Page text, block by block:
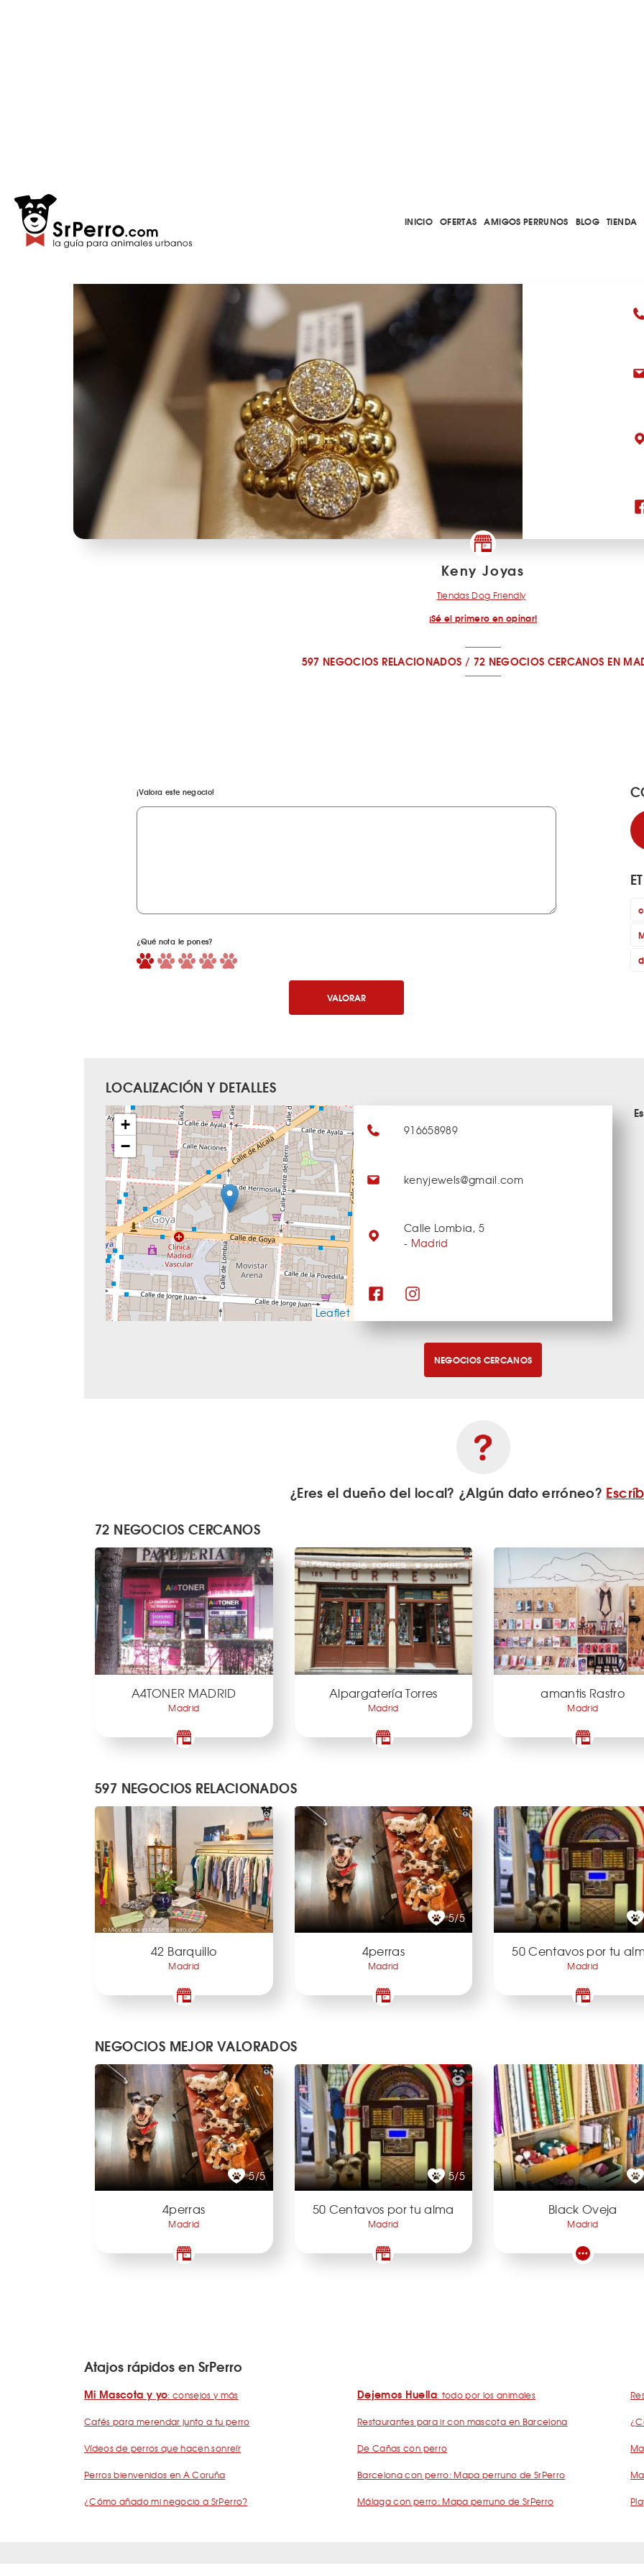
INICIO OFERTAS AMIGOS PERRUNOS BLOG TIENDA
Keny Joyas
Tiendas Dog Friendly
¡Sé el primero en opinar!
597 NEGOCIOS RELACIONADOS / 72 NEGOCIOS CERCANOS EN
¡Valora este negocio!
¿Qué nota le pones?
VALORAR
LOCALIZACIÓN Y DETALLES
+
−
Leaflet
916658989
kenyjewels@gmail.com
Calle Lombia, 5
- Madrid
NEGOCIOS CERCANOS
¿Eres el dueño del local? ¿Algún dato erróneo?
72 NEGOCIOS CERCANOS
A4TONER MADRID
Madrid
Alpargatería Torres
Madrid
amantis Rastro
Madrid
597 NEGOCIOS RELACIONADOS
42 Barquillo
Madrid
5/5
4perras
Madrid
50 Centavos por tu
Madrid
NEGOCIOS MEJOR VALORADOS
5/5
4perras
Madrid
5/5
50 Centavos por tu alma
Madrid
Black Oveja
Madrid
Atajos rápidos en SrPerro
Mi Mascota y yo: consejos y más
Cafés para merendar junto a tu perro
Vídeos de perros que hacen sonreír
Perros bienvenidos en A Coruña
¿Cómo añado mi negocio a SrPerro?
Dejemos Huella: todo por los animales
Restaurantes para ir con mascota en Barcelona
De Cañas con perro
Barcelona con perro: Mapa perruno de SrPerro
Málaga con perro: Mapa perruno de SrPerro